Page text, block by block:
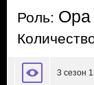
Роль: Ора
3 сезон